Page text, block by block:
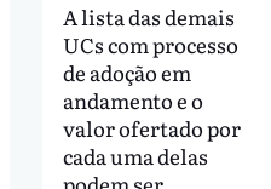
A lista das demais
UCs com processo
de adoção em
andamento e o
valor ofertado por
cada uma delas